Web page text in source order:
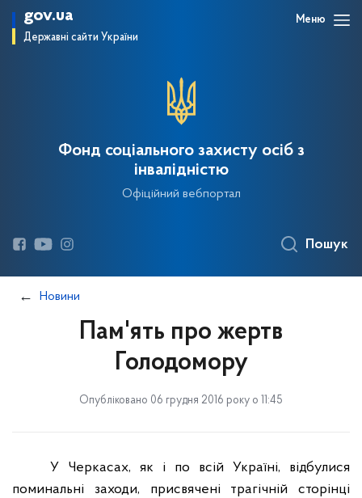
gov.ua
Державні сайти України
Меню
Фонд соціального захисту осіб з
інвалідністю
Офіційний вебпортал
Пошук
Новини
Пам'ять про жертв
Голодомору
Опубліковано 06 грудня 2016 року о 11:45
У Черкасах, як і по всій Україні, відбулися
поминальні заходи, присвячені трагічній сторінці